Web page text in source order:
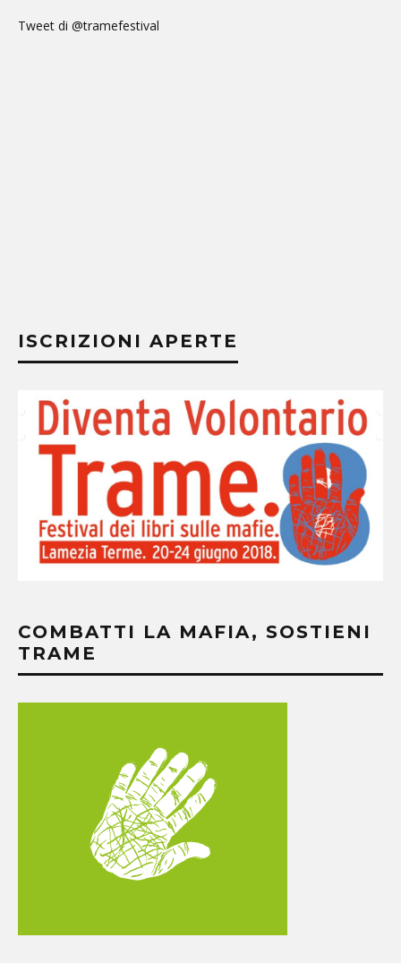
Tweet di @tramefestival
ISCRIZIONI APERTE
COMBATTI LA MAFIA, SOSTIENI
TRAME